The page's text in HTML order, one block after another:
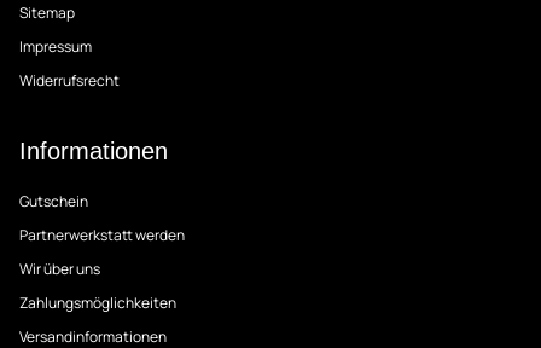
Sitemap
Impressum
Widerrufsrecht
Informationen
Gutschein
Partnerwerkstatt werden
Wir über uns
Zahlungsmöglichkeiten
Versandinformationen